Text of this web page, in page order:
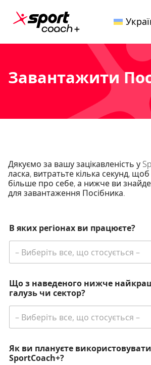
Головна навігація
Завантажити
Дякуємо за вашу зацікавленість у
ласка, витратьте кілька секунд,
більше про себе, а нижче ви
для завантаження Посібника.
В яких регіонах ви працюєте?
Що з наведеного нижче
галузь чи сектор?
Як ви плануєте
SportCoach+?